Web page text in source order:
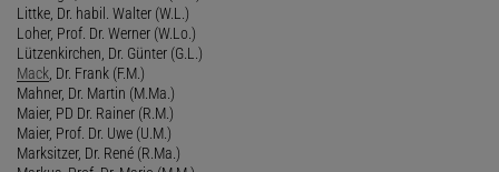
Littke, Dr. habil. Walter (W.L.)
Loher, Prof. Dr. Werner (W.Lo.)
Lützenkirchen, Dr. Günter (G.L.)
Mack , Dr. Frank (F.M.)
Mahner, Dr. Martin (M.Ma.)
Maier, PD Dr. Rainer (R.M.)
Maier, Prof. Dr. Uwe (U.M.)
Marksitzer, Dr. René (R.Ma.)